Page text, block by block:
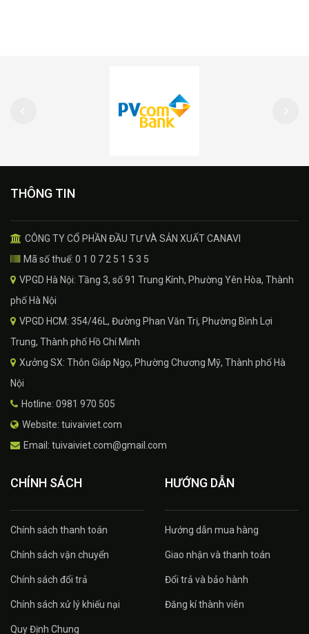
THÔNG TIN
CÔNG TY CỔ PHẦN ĐẦU TƯ VÀ SẢN XUẤT CANAVI
Mã số thuế: 0 1 0 7 2 5 1 5 3 5
VPGD Hà Nội: Tầng 3, số 91 Trung Kính, Phường Yên Hòa, Thành
phố Hà Nội
VPGD HCM: 354/46L, Đường Phan Văn Trị, Phường Bình Lợi
Trung, Thành phố Hồ Chí Minh
Xưởng SX: Thôn Giáp Ngọ, Phường Chương Mỹ, Thành phố Hà
Nội
Hotline: 0981 970 505
Website: tuivaiviet.com
Email: tuivaiviet.com@gmail.com
CHÍNH SÁCH
Chính sách thanh toán
Chính sách vận chuyển
Chính sách đổi trả
Chính sách xử lý khiếu nại
Quy Định Chung
HƯỚNG DẪN
Hướng dẫn mua hàng
Giao nhận và thanh toán
Đổi trả và bảo hành
Đăng kí thành viên